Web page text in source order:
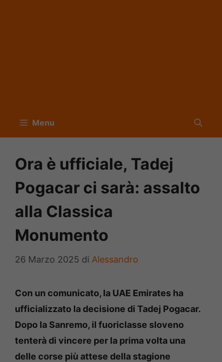
Menu
Ora è ufficiale, Tadej
Pogacar ci sarà: assalto
alla Classica
Monumento
26 Marzo 2025 di Alessandro
Con un comunicato, la UAE Emirates ha
ufficializzato la decisione di Tadej Pogacar.
Dopo la Sanremo, il fuoriclasse sloveno
tenterà di vincere per la prima volta una
delle corse più attese della stagione